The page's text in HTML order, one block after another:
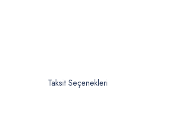
Taksit Seçenekleri